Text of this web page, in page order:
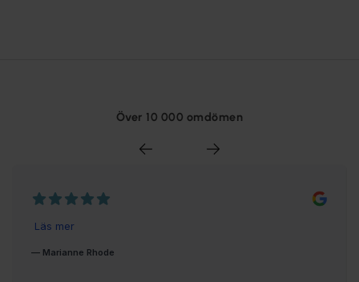
Över 10 000 omdömen